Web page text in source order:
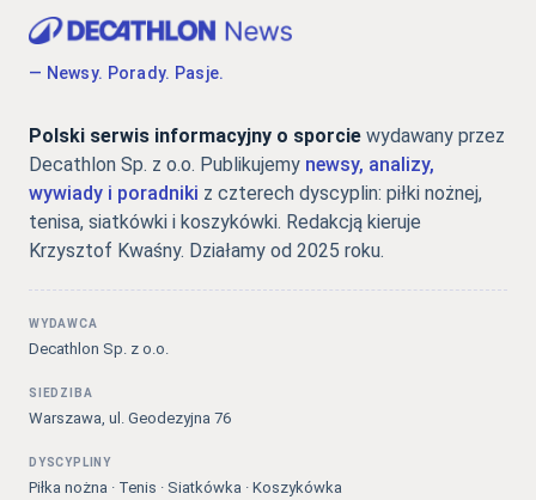
— Newsy. Porady. Pasje.
Polski serwis informacyjny o sporcie wydawany przez
Decathlon Sp. z o.o. Publikujemy newsy, analizy,
wywiady i poradniki z czterech dyscyplin: piłki nożnej,
tenisa, siatkówki i koszykówki. Redakcją kieruje
Krzysztof Kwaśny. Działamy od 2025 roku.
WYDAWCA
Decathlon Sp. z o.o.
SIEDZIBA
Warszawa, ul. Geodezyjna 76
DYSCYPLINY
Piłka nożna · Tenis · Siatkówka · Koszykówka